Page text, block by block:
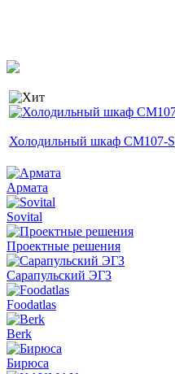
Холодильный шкаф CM107-S
Армата
Sovital
Проектные решения
Сарапульский ЭГЗ
Foodatlas
Berk
Бирюса